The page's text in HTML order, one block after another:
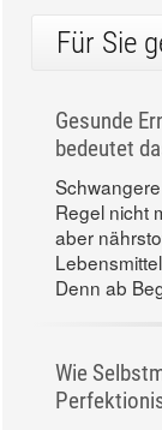
Für Sie
Gesunde
bedeutet
Regel nicht
aber
Denn ab
Wie